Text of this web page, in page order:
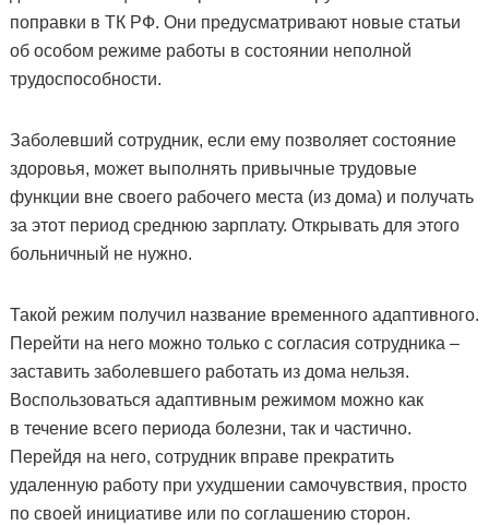
поправки в ТК РФ. Они предусматривают новые статьи
об особом режиме работы в состоянии неполной
трудоспособности.
Заболевший сотрудник, если ему позволяет состояние
здоровья, может выполнять привычные трудовые
функции вне своего рабочего места (из дома) и получать
за этот период среднюю зарплату. Открывать для этого
больничный не нужно.
Такой режим получил название временного адаптивного.
Перейти на него можно только с согласия сотрудника –
заставить заболевшего работать из дома нельзя.
Воспользоваться адаптивным режимом можно как
в течение всего периода болезни, так и частично.
Перейдя на него, сотрудник вправе прекратить
удаленную работу при ухудшении самочувствия, просто
по своей инициативе или по соглашению сторон.